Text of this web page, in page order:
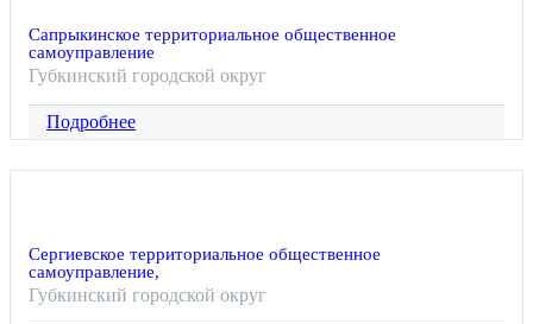
Сапрыкинское территориальное общественное
самоуправление
Губкинский городской округ
Подробнее
Сергиевское территориальное общественное
самоуправление,
Губкинский городской округ